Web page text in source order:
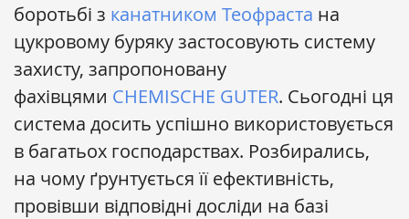
боротьбі з канатником Теофраста на
цукровому буряку застосовують систему
захисту, запропоновану
фахівцями CHEMISCHE GUTER. Сьогодні ця
система досить успішно використовується
в багатьох господарствах. Розбирались,
на чому ґрунтується її ефективність,
провівши відповідні досліди на базі